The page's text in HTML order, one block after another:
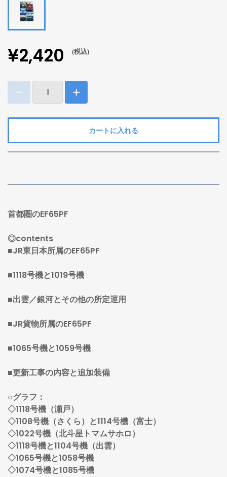
¥2,420 (税込)
カートに入れる
首都圏のEF65PF
◎contents
■JR東日本所属のEF65PF
■1118号機と1019号機
■出雲／銀河とその他の所定運用
■JR貨物所属のEF65PF
■1065号機と1059号機
■更新工事の内容と追加装備
○グラフ：
◇1118号機（瀬戸）
◇1108号機（さくら）と1114号機（富士）
◇1022号機（北斗星トマムサホロ）
◇1118号機と1104号機（出雲）
◇1065号機と1058号機
◇1074号機と1085号機